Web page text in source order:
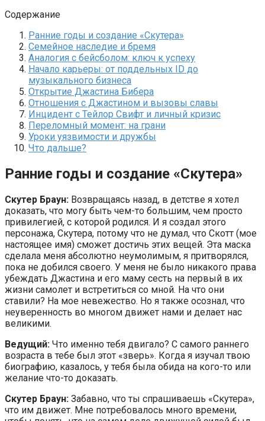
Содержание
Ранние годы и создание «Скутера»
Семейное наследие и бремя
Аналогия с бейсболом: ключ к успеху
Начало карьеры: от поддельных ID до
музыкального бизнеса
Открытие Джастина Бибера
Отношения с Джастином и вызовы славы
Инцидент с Тейлор Свифт и личный кризис
Переломный момент: на грани
Уроки уязвимости и дружбы
Что дальше?
Ранние годы и создание «Скутера»
Скутер Браун: Возвращаясь назад, в детстве я хотел
доказать, что могу быть чем-то большим, чем просто
привилегией, с которой родился. И я создал этого
персонажа, Скутера, потому что не думал, что Скотт (мое
настоящее имя) сможет достичь этих вещей. Эта маска
сделала меня абсолютно неумолимым, я притворялся,
пока не добился своего. У меня не было никакого права
убеждать Джастина и его маму сесть на первый в их
жизни самолет и встретиться со мной. На что они
ставили? На мое невежество. Но я также осознал, что
неуверенность во многом движет нами и делает нас
великими.
Ведущий: Что именно тебя двигало? С самого раннего
возраста в тебе был этот «зверь». Когда я изучал твою
биографию, казалось, у тебя была обида на кого-то или
желание что-то доказать.
Скутер Браун: Забавно, что ты спрашиваешь «Скутера»,
что им движет. Мне потребовалось много времени,